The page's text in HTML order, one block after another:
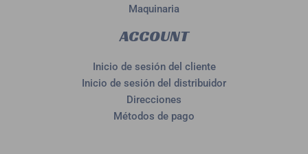
Maquinaria
ACCOUNT
Inicio de sesión del cliente
Inicio de sesión del distribuidor
Direcciones
Métodos de pago